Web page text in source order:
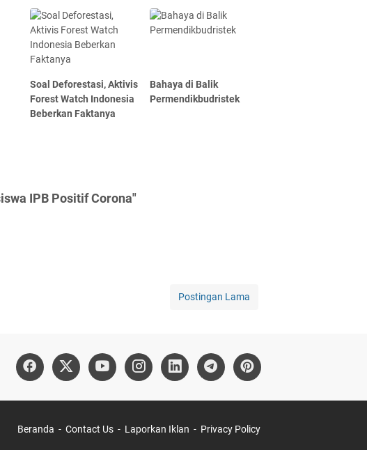
Soal Deforestasi, Aktivis
Forest Watch Indonesia
Beberkan Faktanya
Bahaya di Balik
Permendikbudristek
IPB Positif Corona"
Postingan Lama
Beranda Contact Us Laporkan Iklan Privacy Policy